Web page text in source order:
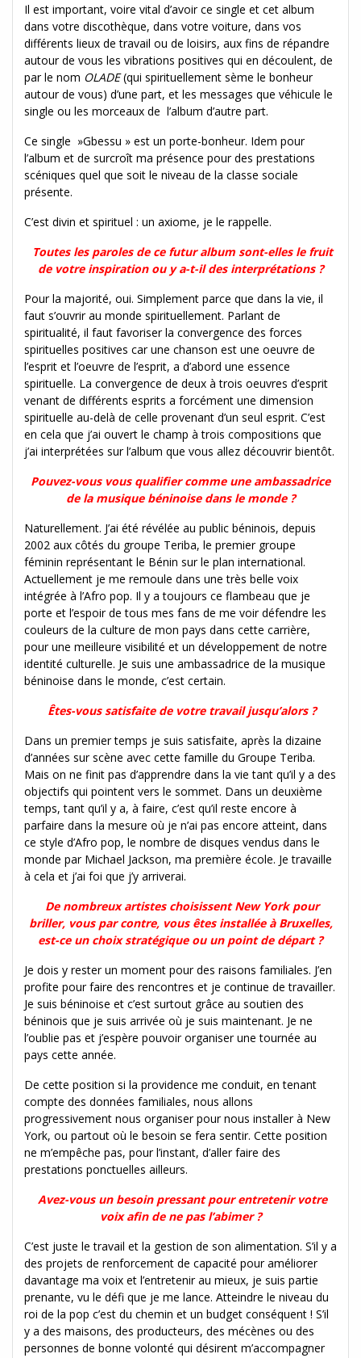
Il est important, voire vital d’avoir ce single et cet album
dans votre discothèque, dans votre voiture, dans vos
différents lieux de travail ou de loisirs, aux fins de répandre
autour de vous les vibrations positives qui en découlent, de
par le nom OLADE(qui spirituellement sème le bonheur
autour de vous) d’une part, et les messages que véhicule le
single ou les morceaux de l’album d’autre part.
Ce single »Gbessu » est un porte-bonheur. Idem pour
l’album et de surcroît ma présence pour des prestations
scéniques quel que soit le niveau de la classe sociale
présente.
C’est divin et spirituel : un axiome, je le rappelle.
Toutes les paroles de ce futur album sont-elles le fruit
de votre inspiration ou y a-t-il des interprétations ?
Pour la majorité, oui. Simplement parce que dans la vie, il
faut s’ouvrir au monde spirituellement. Parlant de
spiritualité, il faut favoriser la convergence des forces
spirituelles positives car une chanson est une oeuvre de
l’esprit et l’oeuvre de l’esprit, a d’abord une essence
spirituelle. La convergence de deux à trois oeuvres d’esprit
venant de différents esprits a forcément une dimension
spirituelle au-delà de celle provenant d’un seul esprit. C’est
en cela que j’ai ouvert le champ à trois compositions que
j’ai interprétées sur l’album que vous allez découvrir bientôt.
Pouvez-vous vous qualifier comme une ambassadrice
de la musique béninoise dans le monde ?
Naturellement. J’ai été révélée au public béninois, depuis
2002 aux côtés du groupe Teriba, le premier groupe
féminin représentant le Bénin sur le plan international.
Actuellement je me remoule dans une très belle voix
intégrée à l’Afro pop. Il y a toujours ce flambeau que je
porte et l’espoir de tous mes fans de me voir défendre les
couleurs de la culture de mon pays dans cette carrière,
pour une meilleure visibilité et un développement de notre
identité culturelle. Je suis une ambassadrice de la musique
béninoise dans le monde, c’est certain.
Êtes-vous satisfaite de votre travail jusqu’alors ?
Dans un premier temps je suis satisfaite, après la dizaine
d’années sur scène avec cette famille du Groupe Teriba.
Mais on ne finit pas d’apprendre dans la vie tant qu’il y a des
objectifs qui pointent vers le sommet. Dans un deuxième
temps, tant qu’il y a, à faire, c’est qu’il reste encore à
parfaire dans la mesure où je n’ai pas encore atteint, dans
ce style d’Afro pop, le nombre de disques vendus dans le
monde par Michael Jackson, ma première école. Je travaille
à cela et j’ai foi que j’y arriverai.
De nombreux artistes choisissent New York pour
briller, vous par contre, vous êtes installée à Bruxelles,
est-ce un choix stratégique ou un point de départ ?
Je dois y rester un moment pour des raisons familiales. J’en
profite pour faire des rencontres et je continue de travailler.
Je suis béninoise et c’est surtout grâce au soutien des
béninois que je suis arrivée où je suis maintenant. Je ne
l’oublie pas et j’espère pouvoir organiser une tournée au
pays cette année.
De cette position si la providence me conduit, en tenant
compte des données familiales, nous allons
progressivement nous organiser pour nous installer à New
York, ou partout où le besoin se fera sentir. Cette position
ne m’empêche pas, pour l’instant, d’aller faire des
prestations ponctuelles ailleurs.
Avez-vous un besoin pressant pour entretenir votre
voix afin de ne pas l’abimer ?
C’est juste le travail et la gestion de son alimentation. S’il y a
des projets de renforcement de capacité pour améliorer
davantage ma voix et l’entretenir au mieux, je suis partie
prenante, vu le défi que je me lance. Atteindre le niveau du
roi de la pop c’est du chemin et un budget conséquent ! S’il
y a des maisons, des producteurs, des mécènes ou des
personnes de bonne volonté qui désirent m’accompagner